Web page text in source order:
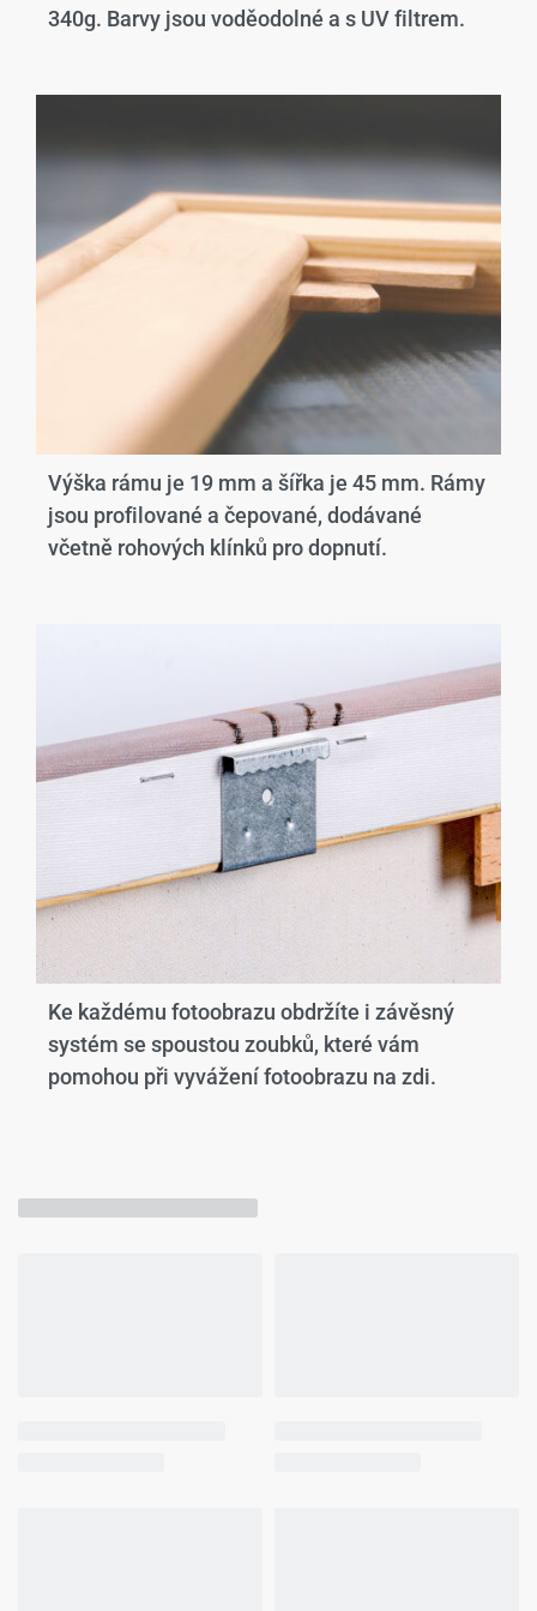
340g. Barvy jsou voděodolné a s UV filtrem.
Výška rámu je 19 mm a šířka je 45 mm. Rámy
jsou profilované a čepované, dodávané
včetně rohových klínků pro dopnutí.
Ke každému fotoobrazu obdržíte i závěsný
systém se spoustou zoubků, které vám
pomohou při vyvážení fotoobrazu na zdi.